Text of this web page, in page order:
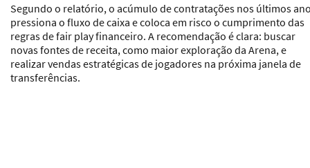
Segundo o relatório, o acúmulo de contratações nos últimos
pressiona o fluxo de caixa e coloca em risco o cumprimento das
regras de fair play financeiro. A recomendação é clara: buscar
novas fontes de receita, como maior exploração da Arena, e
realizar vendas estratégicas de jogadores na próxima janela de
transferências.